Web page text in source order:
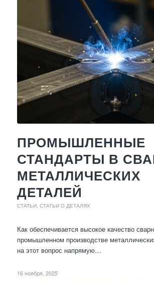
ПРОМЫШЛЕННЫЕ
СТАНДАРТЫ В
МЕТАЛЛИЧЕСКИХ
ДЕТАЛЕЙ
СТАТЬИ, СТАТЬИ О ДЕТАЛЯХ
Как обеспечивается высокое качество
промышленном производстве
на этот вопрос напрямую…
16 ноября, 2025